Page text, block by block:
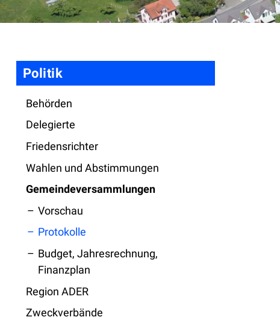
Navigation
Politik
Behörden
Delegierte
Friedensrichter
Wahlen und Abstimmungen
Gemeindeversammlungen
Vorschau
Protokolle
Budget, Jahresrechnung,
Finanzplan
Region ADER
Zweckverbände